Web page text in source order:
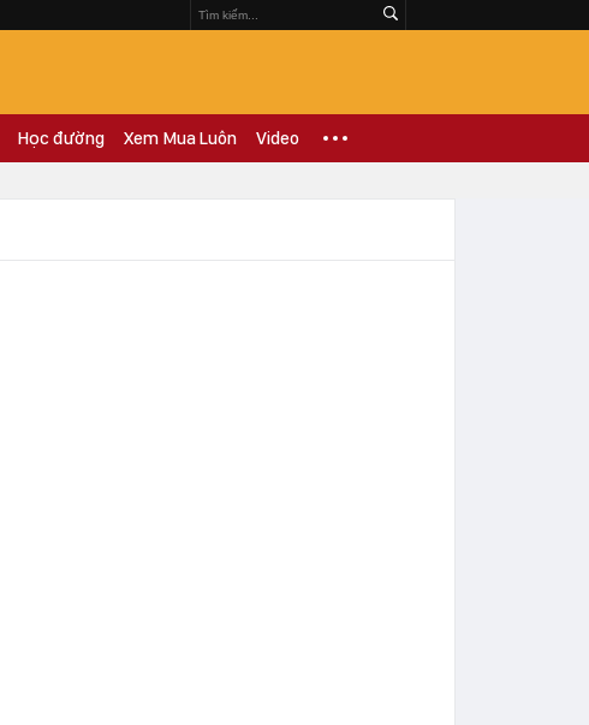
Học đường Xem Mua Luôn Video